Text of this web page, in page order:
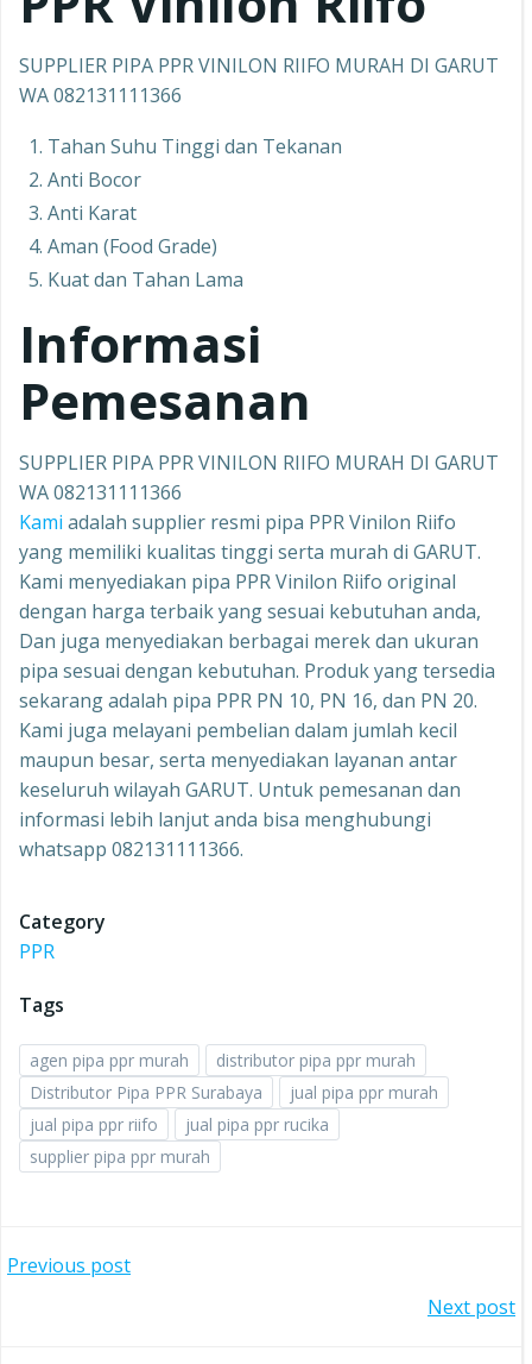
SUPPLIER PIPA PPR VINILON RIIFO MURAH DI GARUT
WA 082131111366
Tahan Suhu Tinggi dan Tekanan
Anti Bocor
Anti Karat
Aman (Food Grade)
Kuat dan Tahan Lama
Informasi
Pemesanan
SUPPLIER PIPA PPR VINILON RIIFO MURAH DI GARUT
WA 082131111366
Kami adalah supplier resmi pipa PPR Vinilon Riifo
yang memiliki kualitas tinggi serta murah di GARUT.
Kami menyediakan pipa PPR Vinilon Riifo original
dengan harga terbaik yang sesuai kebutuhan anda,
Dan juga menyediakan berbagai merek dan ukuran
pipa sesuai dengan kebutuhan. Produk yang tersedia
sekarang adalah pipa PPR PN 10, PN 16, dan PN 20.
Kami juga melayani pembelian dalam jumlah kecil
maupun besar, serta menyediakan layanan antar
keseluruh wilayah GARUT. Untuk pemesanan dan
informasi lebih lanjut anda bisa menghubungi
whatsapp 082131111366.
Category
PPR
Tags
agen pipa ppr murah
distributor pipa ppr murah
Distributor Pipa PPR Surabaya
jual pipa ppr murah
jual pipa ppr riifo
jual pipa ppr rucika
supplier pipa ppr murah
Post
Previous post
Next post